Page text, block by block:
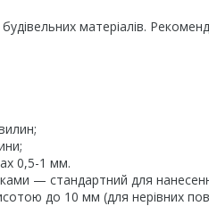
матеріалів.
0,5-1 мм.
— стандартний для
до 10 мм (для нерівних